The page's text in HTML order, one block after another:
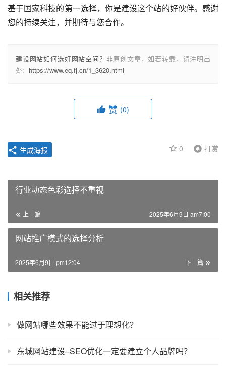
基于国家科技的第一选择，你是建设这个站的好伙伴。感谢
您的持续关注，并期待与您合作。
建设网站如何选好网站空间？ 非原创文章，如若转载，请注明出
处： https://www.eq.fj.cn/1_3620.html
赞 (0)
0 打赏
生成海报
行业动态色彩选择不重视
上一篇 2025年6月9日 am7:00
网站推广模式的选择分析
下一篇
2025年6月9日 pm12:04
相关推荐
做网站哪些效果不能过于理想化？
东城网站建设–SEO优化一定要建立个人品牌吗？